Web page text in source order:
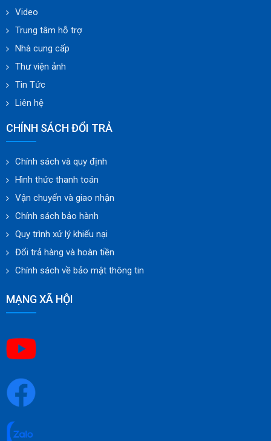
Video
Trung tâm hỗ trợ
Nhà cung cấp
Thư viện ảnh
Tin Tức
Liên hệ
CHÍNH SÁCH ĐỔI TRẢ
Chính sách và quy định
Hình thức thanh toán
Vận chuyển và giao nhận
Chính sách bảo hành
Quy trình xử lý khiếu nại
Đổi trả hàng và hoàn tiền
Chính sách về bảo mật thông tin
MẠNG XÃ HỘI